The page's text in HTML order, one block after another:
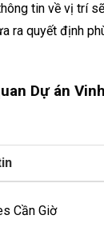
tin về vị trí
ra quyết định
Dự án
Cần Giờ